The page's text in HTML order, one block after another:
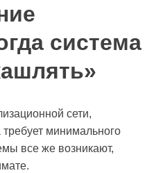
система
сети,
минимального
все же возникают,